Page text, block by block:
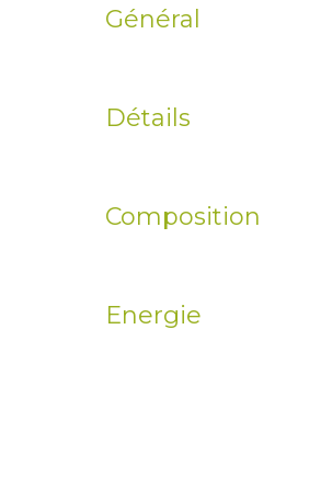
Général
Détails
Composition
Energie